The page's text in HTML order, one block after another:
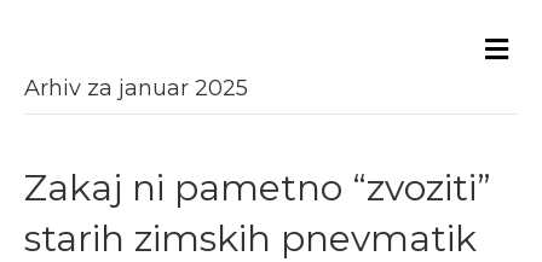
Arhiv za januar 2025
Zakaj ni pametno “zvoziti”
starih zimskih pnevmatik